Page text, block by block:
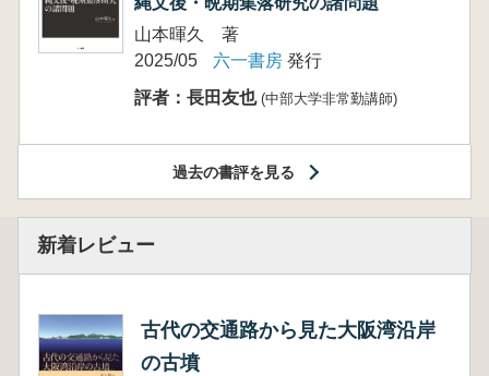
山本暉久 著
2025/05
六一書房 発行
評者：長田友也 (中部大学非常勤講師)
過去の書評を見る
新着レビュー
古代の交通路から見た大阪湾沿岸
の古墳